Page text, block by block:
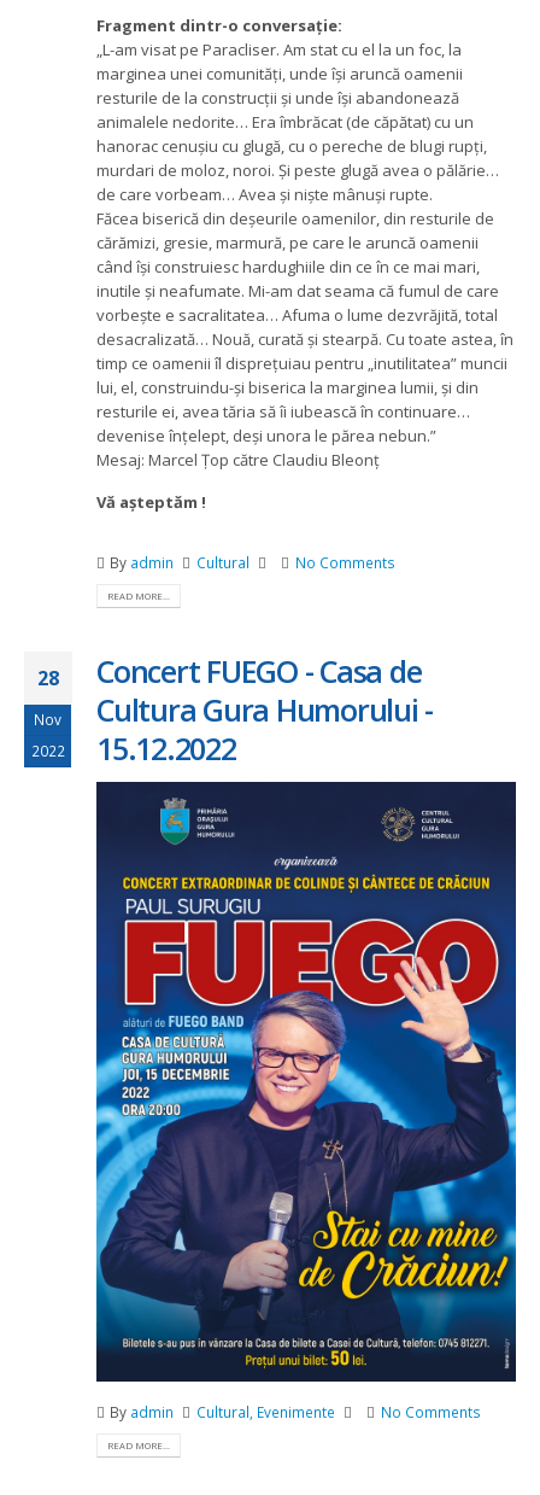
Fragment dintr-o conversație:
„L-am visat pe Paracliser. Am stat cu el la un foc, la
marginea unei comunități, unde își aruncă oamenii
resturile de la construcții și unde își abandonează
animalele nedorite… Era îmbrăcat (de căpătat) cu un
hanorac cenușiu cu glugă, cu o pereche de blugi rupți,
murdari de moloz, noroi. Și peste glugă avea o pălărie…
de care vorbeam… Avea și niște mânuși rupte.
Făcea biserică din deșeurile oamenilor, din resturile de
cărămizi, gresie, marmură, pe care le aruncă oamenii
când își construiesc hardughiile din ce în ce mai mari,
inutile și neafumate. Mi-am dat seama că fumul de care
vorbește e sacralitatea… Afuma o lume dezvrăjită, total
desacralizată… Nouă, curată și stearpă. Cu toate astea, în
timp ce oamenii îl disprețuiau pentru „inutilitatea” muncii
lui, el, construindu-și biserica la marginea lumii, și din
resturile ei, avea tăria să îi iubească în continuare…
devenise înțelept, deși unora le părea nebun.”
Mesaj: Marcel Țop către Claudiu Bleonț
Vă așteptăm !
By admin Cultural No Comments
READ MORE...
28
Nov
2022
Concert FUEGO - Casa de
Cultura Gura Humorului -
15.12.2022
By admin Cultural, Evenimente No Comments
READ MORE...